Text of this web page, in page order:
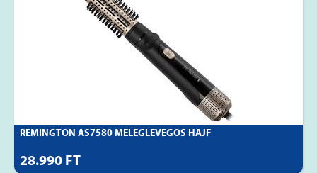
REMINGTON AS7580 MELEGLEVEGŐS HAJF
28.990 FT